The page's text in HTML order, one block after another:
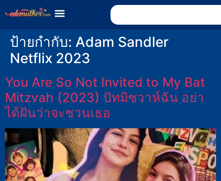
ป้ายกำกับ: Adam Sandler
Netflix 2023
You Are So Not Invited to My Bat
Mitzvah (2023) ปัทมิซวาห์ฉัน อย่า
ได้ฝันว่าจะชวนเธอ